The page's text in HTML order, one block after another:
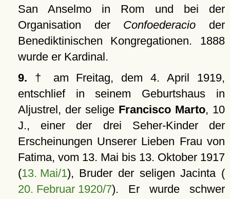
San Anselmo in Rom und bei der
Organisation der Confoederacio der
Benediktinischen Kongregationen. 1888
wurde er Kardinal.
9. † am Freitag, dem 4. April 1919,
entschlief in seinem Geburtshaus in
Aljustrel, der selige Francisco Marto, 10
J., einer der drei Seher-Kinder der
Erscheinungen Unserer Lieben Frau von
Fatima, vom 13. Mai bis 13. Oktober 1917
(13. Mai/1), Bruder der seligen Jacinta (
20. Februar 1920/7). Er wurde schwer